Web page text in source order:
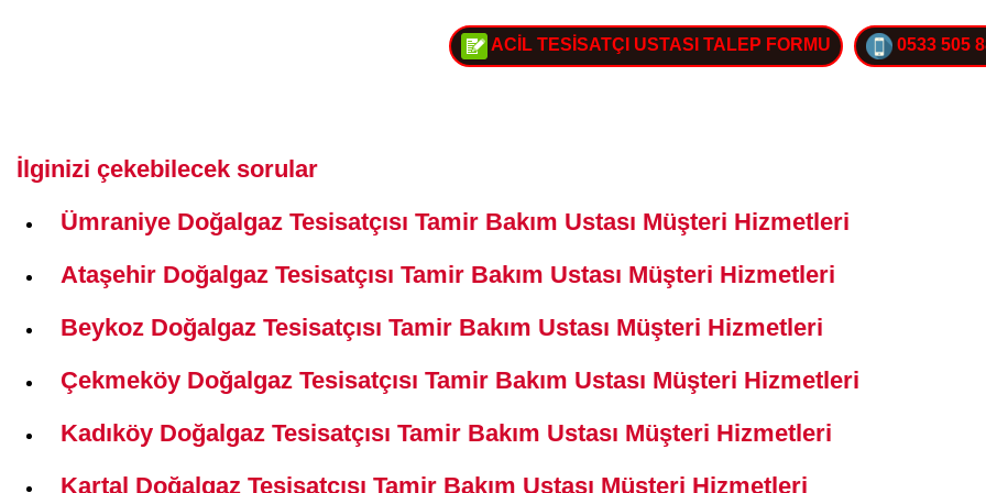
ACİL TESİSATÇI USTASI TALEP FORMU 0533 505
İlginizi çekebilecek sorular
Ümraniye Doğalgaz Tesisatçısı Tamir Bakım Ustası Müşteri Hizmetleri
Ataşehir Doğalgaz Tesisatçısı Tamir Bakım Ustası Müşteri Hizmetleri
Beykoz Doğalgaz Tesisatçısı Tamir Bakım Ustası Müşteri Hizmetleri
Çekmeköy Doğalgaz Tesisatçısı Tamir Bakım Ustası Müşteri Hizmetleri
Kadıköy Doğalgaz Tesisatçısı Tamir Bakım Ustası Müşteri Hizmetleri
Kartal Doğalgaz Tesisatçısı Tamir Bakım Ustası Müşteri Hizmetleri